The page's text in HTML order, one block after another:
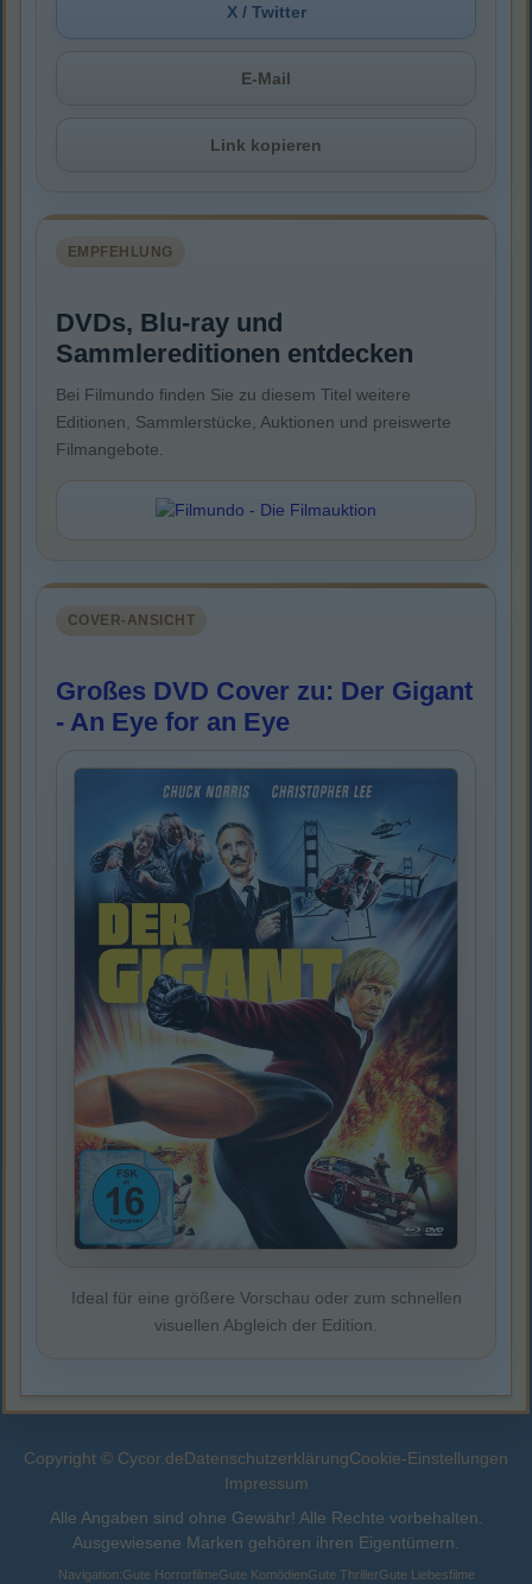
X / Twitter
E-Mail
Link kopieren
EMPFEHLUNG
DVDs, Blu-ray und
Sammlereditionen entdecken
Bei Filmundo finden Sie zu diesem Titel weitere
Editionen, Sammlerstücke, Auktionen und preiswerte
Filmangebote.
COVER-ANSICHT
Großes DVD Cover zu: Der Gigant
- An Eye for an Eye
Ideal für eine größere Vorschau oder zum schnellen
visuellen Abgleich der Edition.
Copyright © Cycor.deDatenschutzerklärungCookie-Einstellungen
Impressum
Alle Angaben sind ohne Gewähr! Alle Rechte vorbehalten.
Ausgewiesene Marken gehören ihren Eigentümern.
Navigation:Gute HorrorfilmeGute KomödienGute ThrillerGute Liebesfilme